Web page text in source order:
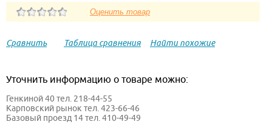
Сравнить Таблица сравнения Найти похожие
Уточнить информацию о товаре можно:
Генкиной 40 тел. 218-44-55
Карповский рынок тел. 423-66-46
Базовый проезд 14 тел. 410-49-49